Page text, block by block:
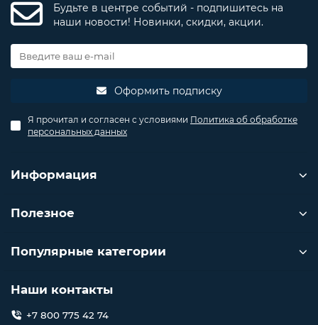
Будьте в центре событий - подпишитесь на
наши новости! Новинки, скидки, акции.
Оформить подписку
Я прочитал и согласен с условиями Политика об обработке
персональных данных
Информация
Полезное
Популярные категории
Наши контакты
+7 800 775 42 74